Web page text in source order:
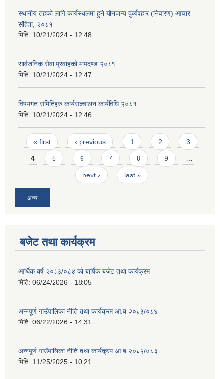
स्थानीय तहको लागि कार्यस्थलमा हुने यौनजन्य दुर्व्यवहार (निवारण) आचार
संहिता, २०८१
मिति: 10/21/2024 - 12:48
सार्वजनिक सेवा प्रवाहको मापदण्ड २०८१
मिति: 10/21/2024 - 12:47
विषयगत समितिहरु कार्यसञ्चालन कार्यविधि २०८१
मिति: 10/21/2024 - 12:46
Pages
« first ‹ previous 1 2 3
4 5 6 7 8 9
next › last »
अन्य
बजेट तथा कार्यक्रम
आर्थिक बर्ष २०८३/०८४ को बार्षिक बजेट तथा कार्यक्रम
मिति: 06/24/2026 - 18:05
अन्नपूर्ण गाउँपालिका नीति तथा कार्यक्रम आ.ब २०८३/०८४
मिति: 06/22/2026 - 14:31
अन्नपूर्ण गाउँपालिका नीति तथा कार्यक्रम आ.ब २०८२/०८३
मिति: 11/25/2025 - 10:21